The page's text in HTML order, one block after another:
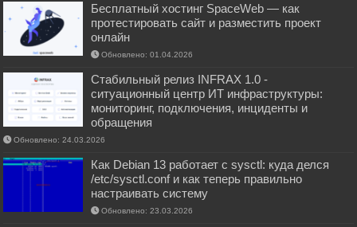
Бесплатный хостинг SpaceWeb — как
протестировать сайт и разместить проект
онлайн
Обновлено: 01.04.2026
Стабильный релиз INFRAX 1.0 -
ситуационный центр ИТ инфраструктуры:
мониторинг, подключения, инциденты и
обращения
Обновлено: 24.03.2026
Как Debian 13 работает с sysctl: куда делся
/etc/sysctl.conf и как теперь правильно
настраивать систему
Обновлено: 23.03.2026